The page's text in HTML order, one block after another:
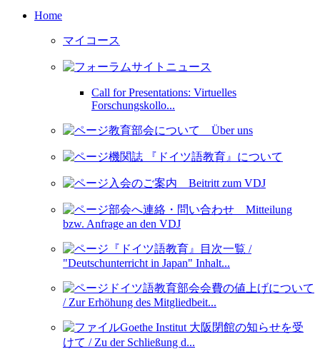
Home
マイコース
サイトニュース
Call for Presentations: Virtuelles
Forschungskollo...
教育部会について Über uns
機関誌 『ドイツ語教育』について
入会のご案内 Beitritt zum VDJ
部会へ連絡・問い合わせ Mitteilung
bzw. Anfrage an den VDJ
『ドイツ語教育』目次一覧 /
"Deutschunterricht in Japan" Inhalt...
ドイツ語教育部会会費の値上げについて
/ Zur Erhöhung des Mitgliedbeit...
Goethe Institut 大阪閉館の知らせを受
けて / Zu der Schließung d...